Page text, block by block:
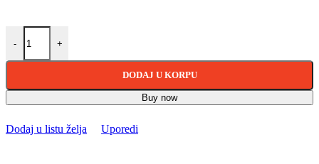
-
Držač fiksnog stakla podešavajući 80-120MM, okrugli količina
+
DODAJ U KORPU
Buy now
Dodaj u listu želja Uporedi